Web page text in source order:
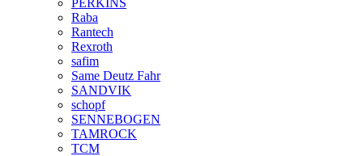
PERKINS
Raba
Rantech
Rexroth
safim
Same Deutz Fahr
SANDVIK
schopf
SENNEBOGEN
TAMROCK
TCM